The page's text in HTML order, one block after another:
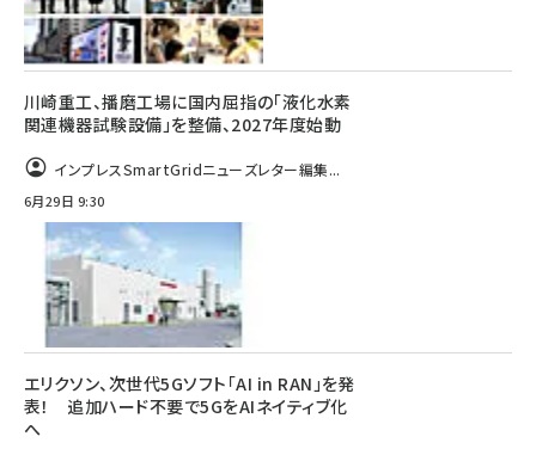
川崎重工、播磨工場に国内屈指の「液化水素
関連機器試験設備」を整備、2027年度始動
インプレスSmartGridニューズレター編集...
6月29日 9:30
エリクソン、次世代5Gソフト「AI in RAN」を発
表！ 追加ハード不要で5GをAIネイティブ化
へ